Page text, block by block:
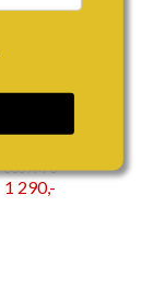
8637M-3
1 290,-